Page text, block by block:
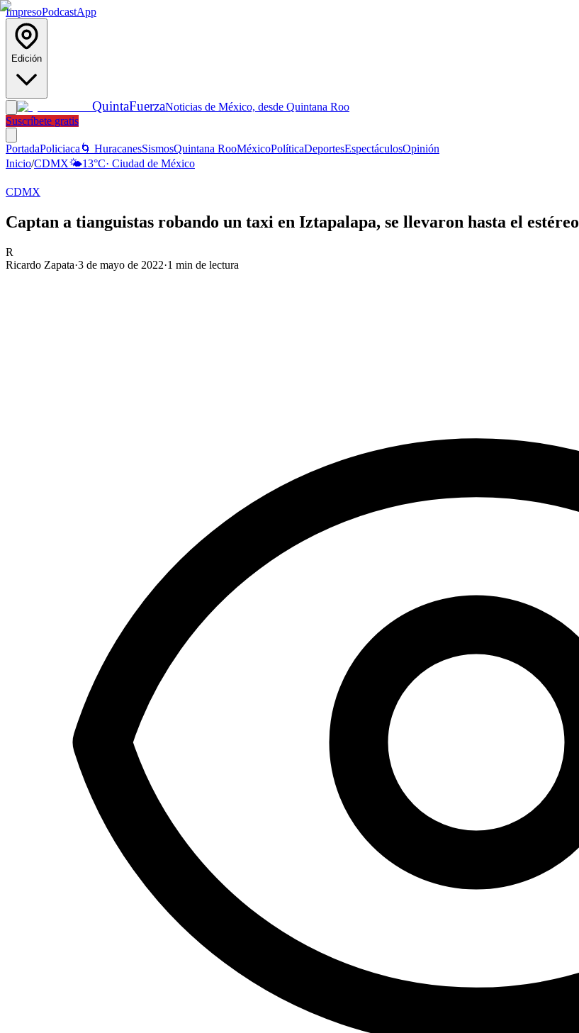
ImpresoPodcastApp
Edición
QuintaFuerzaNoticias de México, desde Quintana Roo
Suscríbete gratis
PortadaPoliciaca 🌀 HuracanesSismosQuintana RooMéxicoPolíticaDeportesEspectáculosOpinión
Inicio/CDMX🌤️13°C· Ciudad de México
CDMX
Captan a tianguistas robando un taxi en Iztapalapa, se llevaron hasta el estéreo
R
Ricardo Zapata·3 de mayo de 2022·1 min de lectura